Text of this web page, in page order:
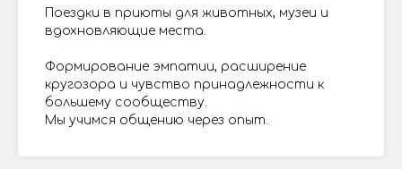
Поездки в приюты для животных, музеи и
вдохновляющие места.
Формирование эмпатии, расширение
кругозора и чувство принадлежности к
большему сообществу.
Мы учимся общению через опыт.